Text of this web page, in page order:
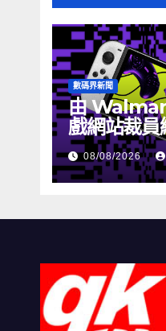
數碼界新聞
由
戲網站裁員
08/08/2026